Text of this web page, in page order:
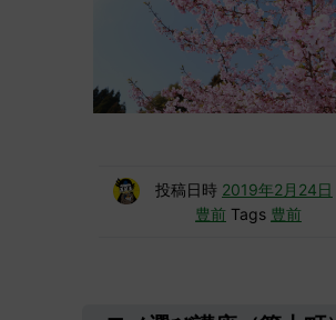
投稿日時 2019年2月24日
豊前 Tags 豊前